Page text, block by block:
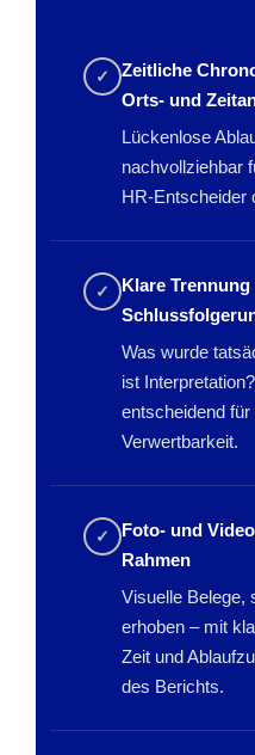
✓
Zeitliche
Orts- und
Lückenlose
nachvollziehbar
HR-Entscheider
✓
Klare
Was wurde
ist
entscheidend
Verwertbarkeit.
✓
Foto- und
Rahmen
Visuelle Belege,
erhoben – mit
Zeit und
des Berichts.